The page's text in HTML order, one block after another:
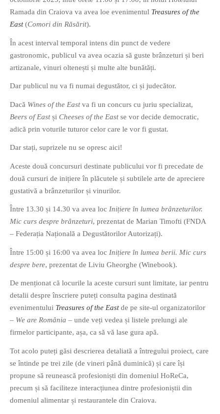
mind games, then this is the
book for you. Take the
challenge of creating your
own acrostics and describing
famous movies by using the
very letters of their titles!
RASFOIESTE
PAGINI
Ce fac?
Clasicul „Despre mine…”
Contact
Descarca povestirea Floare
Albastra!
Download 101 Movie
Ramada din Craiova va avea loe evenimentul Treasures of the
East(Comori din Răsărit).
În acest interval temporal intens din punct de vedere
gastronomic, publicul va avea ocazia să guste brânzeturi și beri
artizanale, vinuri oltenești și multe alte bunătăți.
Dar publicul nu va fi numai degustător, ci și judecător.
Dacă Wines of the Eastva fi un concurs cu juriu specializat,
Beers of Eastși Cheeses of the Eastse vor decide democratic,
adică prin voturile tuturor celor care le vor fi gustat.
Dar stați, suprizele nu se opresc aici!
Aceste două concursuri destinate publicului vor fi precedate de
două cursuri de inițiere în plăcutele și subtilele arte de apreciere
gustativă a brânzeturilor și vinurilor.
Între 13.30 și 14.30 va avea loc Inițiere în lumea brânzeturilor.
Mic curs despre brânzeturi, prezentat de Marian Timofti (FNDA
– Federația Națională a Degustătorilor Autorizați).
Între 15:00 și 16:00 va avea loc Inițiere în lumea berii. Mic curs
despre bere, prezentat de Liviu Gheorghe (Winebook).
De menționat că locurile la aceste cursuri sunt limitate, iar pentru
detalii despre înscriere puteți consulta pagina destinată
evenimentului Treasures of the Eastde pe site-ul organizatorilor
– We are România – unde veți vedea și listele prelungi ale
firmelor participante, așa, ca să vă lase gura apă.
Tot acolo puteți găsi descrierea detaliată a întregului proiect, care
se întinde pe trei zile (de vineri până duminică) și care își
propune să reunească profesioniști din domeniul HoReCa,
precum și să faciliteze interacțiunea dintre profesioniștii din
domeniul alimentar și restaurantele din Craiova.